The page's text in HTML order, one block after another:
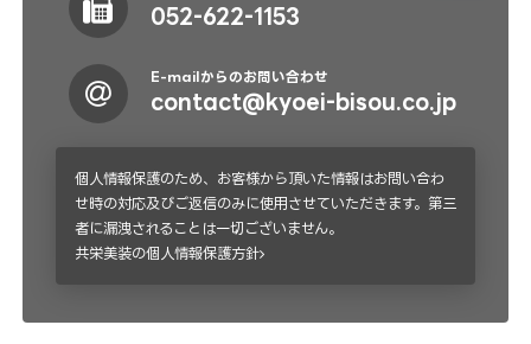
052-622-1153
E-mailからのお問い合わせ
contact@kyoei-bisou.co.jp
個人情報保護のため、お客様から頂いた情報はお問い合わ
せ時の対応及びご返信のみに使用させていただきます。第三
者に漏洩されることは一切ございません。
共栄美装の個人情報保護方針